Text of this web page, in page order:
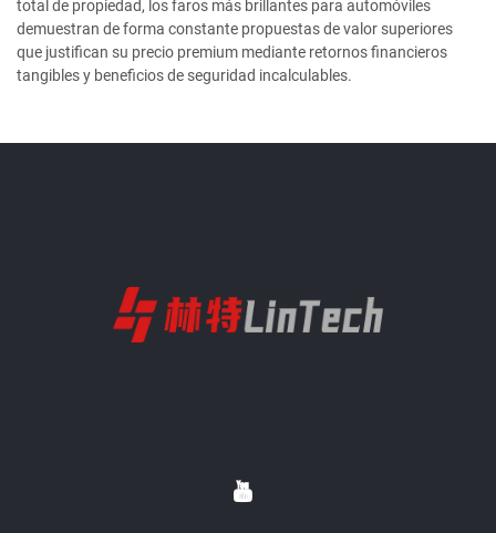
total de propiedad, los faros más brillantes para automóviles
demuestran de forma constante propuestas de valor superiores
que justifican su precio premium mediante retornos financieros
tangibles y beneficios de seguridad incalculables.